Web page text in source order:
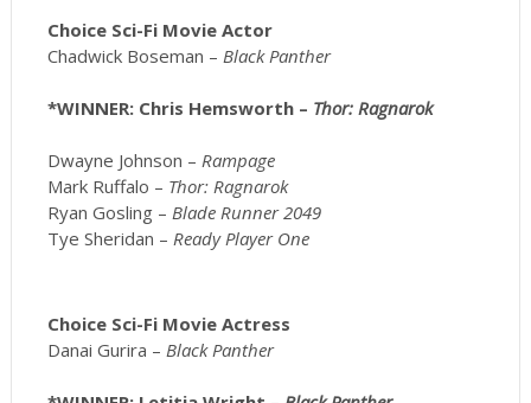
Choice Sci-Fi Movie Actor
Chadwick Boseman – Black Panther
*WINNER: Chris Hemsworth – Thor: Ragnarok
Dwayne Johnson – Rampage
Mark Ruffalo – Thor: Ragnarok
Ryan Gosling – Blade Runner 2049
Tye Sheridan – Ready Player One
Choice Sci-Fi Movie Actress
Danai Gurira – Black Panther